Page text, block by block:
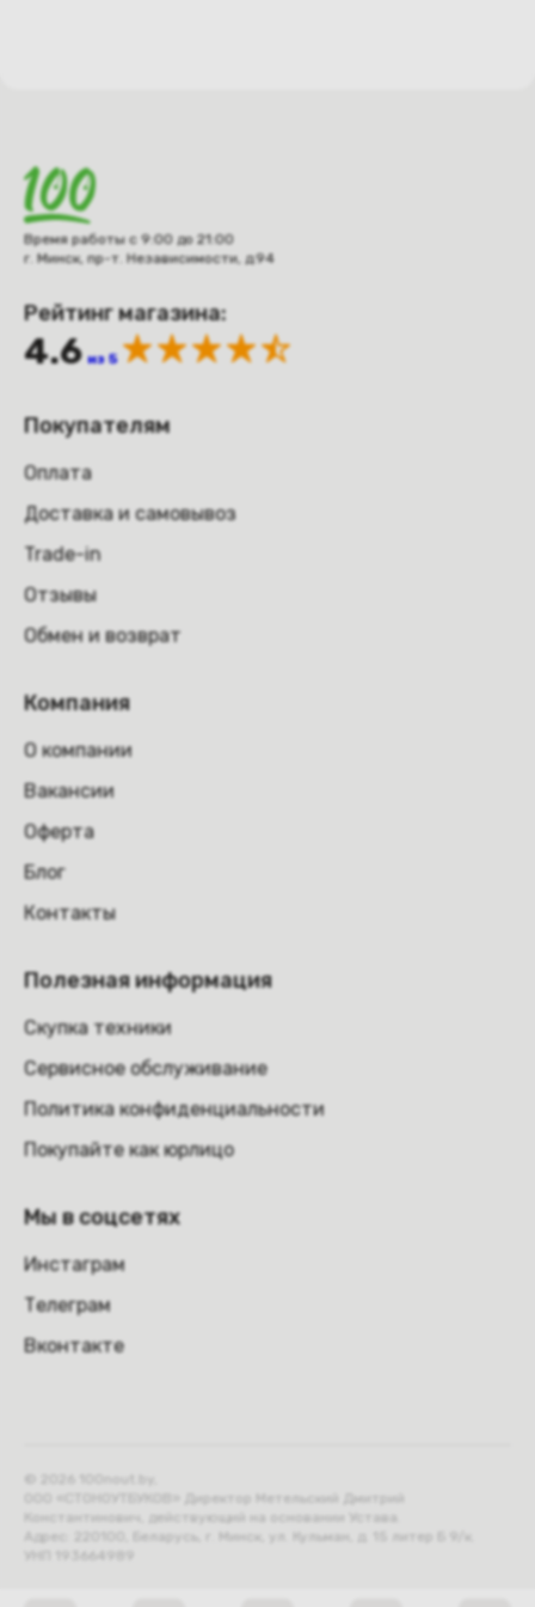
Время работы с 9:00 до 21:00
г. Минск, пр-т. Независимости, д.94
Рейтинг магазина:
4.6 из 5
Покупателям
Оплата
Доставка и самовывоз
Trade-in
Отзывы
Обмен и возврат
Компания
О компании
Вакансии
Оферта
Блог
Контакты
Полезная информация
Скупка техники
Сервисное обслуживание
Политика конфиденциальности
Покупайте как юрлицо
Мы в соцсетях
Инстаграм
Телеграм
Вконтакте
ООО «СТОНОУТБУКОВ» Директор Метельский Дмитрий
Константинович, действующий на основании Устава.
Адрес: 220100, Беларусь, г. Минск, ул. Кульман, д. 15 литер Б 9/к.